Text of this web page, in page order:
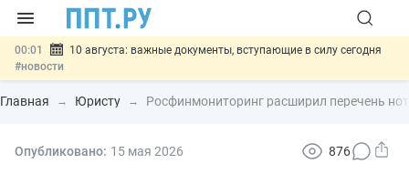
00:01
10 августа: важные документы, вступающие в силу сегодня
#новости
07.08 Подписан закон о блокировке продажи опасных товаров через
«Честный знак»#новости
07.08 Госпошлину за устранение ошибок в документах предлагают
Главная Юристу Росфинмониторинг расширил перечень
Опубликовано: 15 мая 2026 876